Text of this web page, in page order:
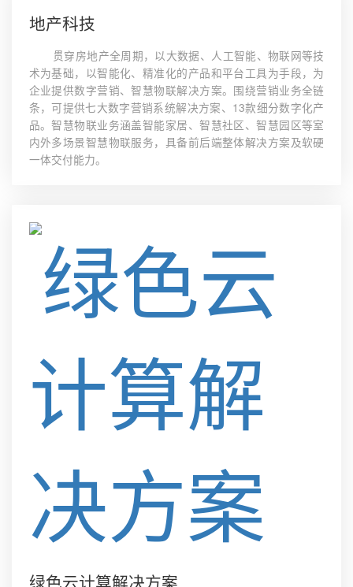
地产科技
贯穿房地产全周期，以大数据、人工智能、物联网等技
术为基础，以智能化、精准化的产品和平台工具为手段，为
企业提供数字营销、智慧物联解决方案。围绕营销业务全链
条，可提供七大数字营销系统解决方案、13款细分数字化产
品。智慧物联业务涵盖智能家居、智慧社区、智慧园区等室
内外多场景智慧物联服务，具备前后端整体解决方案及软硬
一体交付能力。
绿色云计算解决方案